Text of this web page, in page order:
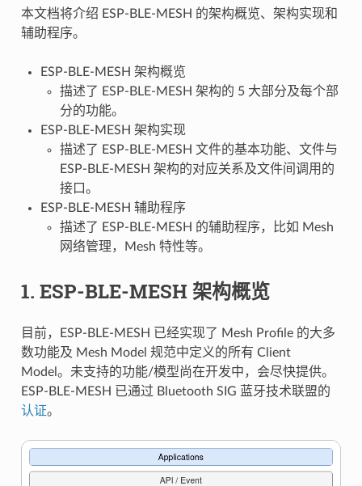
本文档将介绍 ESP-BLE-MESH 的架构概览、架构实现和
辅助程序。
ESP-BLE-MESH 架构概览
描述了 ESP-BLE-MESH 架构的 5 大部分及每个部
分的功能。
ESP-BLE-MESH 架构实现
描述了 ESP-BLE-MESH 文件的基本功能、文件与
ESP-BLE-MESH 架构的对应关系及文件间调用的
接口。
ESP-BLE-MESH 辅助程序
描述了 ESP-BLE-MESH 的辅助程序，比如 Mesh
网络管理，Mesh 特性等。
1. ESP-BLE-MESH 架构概览
目前，ESP-BLE-MESH 已经实现了 Mesh Profile 的大多
数功能及 Mesh Model 规范中定义的所有 Client
Model。未支持的功能/模型尚在开发中，会尽快提供。
ESP-BLE-MESH 已通过 Bluetooth SIG 蓝牙技术联盟的
认证。